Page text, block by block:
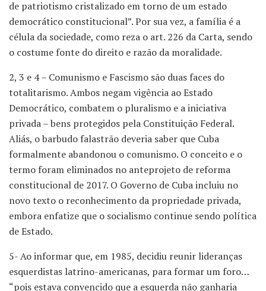
de patriotismo cristalizado em torno de um estado
democrático constitucional”. Por sua vez, a família é a
célula da sociedade, como reza o art. 226 da Carta, sendo
o costume fonte do direito e razão da moralidade.
2, 3 e 4 – Comunismo e Fascismo são duas faces do
totalitarismo. Ambos negam vigência ao Estado
Democrático, combatem o pluralismo e a iniciativa
privada – bens protegidos pela Constituição Federal.
Aliás, o barbudo falastrão deveria saber que Cuba
formalmente abandonou o comunismo. O conceito e o
termo foram eliminados no anteprojeto de reforma
constitucional de 2017. O Governo de Cuba incluiu no
novo texto o reconhecimento da propriedade privada,
embora enfatize que o socialismo continue sendo política
de Estado.
5- Ao informar que, em 1985, decidiu reunir lideranças
esquerdistas latrino-americanas, para formar um foro…
“pois estava convencido que a esquerda não ganharia